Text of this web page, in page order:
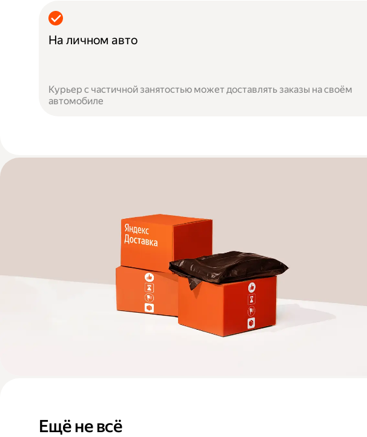
На личном авто
Курьер с частичной занятостью может доставлять заказы на своём
автомобиле
Ещё не всё